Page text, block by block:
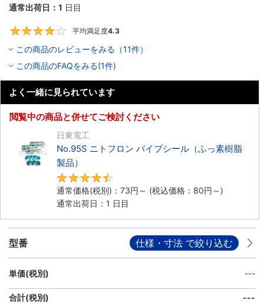
通常出荷日： 1 日目
平均満足度4.3
この商品のレビューをみる（11件）
この商品のFAQをみる(1件)
よく一緒に見られています
閲覧中の商品と併せてご検討ください
日東電工
No.95S ニトフロン パイプシール（ふっ素樹脂
製品）
通常価格(税別)： 73円 ～ (税込価格： 80円 ～)
通常出荷日：1 日目
型番 仕様・寸法 で絞り込む
単価(税別) ---
合計(税別)
---